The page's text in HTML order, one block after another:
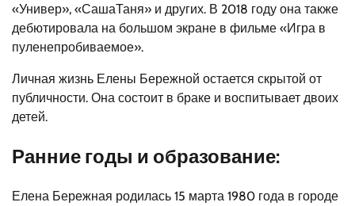
«Универ», «СашаТаня» и других. В 2018 году она также
дебютировала на большом экране в фильме «Игра в
пуленепробиваемое».
Личная жизнь Елены Бережной остается скрытой от
публичности. Она состоит в браке и воспитывает двоих
детей.
Ранние годы и образование:
Елена Бережная родилась 15 марта 1980 года в городе